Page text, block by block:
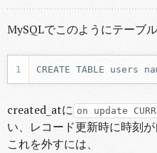
MySQLでこのようにテーブ
1 CREATE TABLE users
created_atに on update
い、レコード更新時に時刻
これを外すには、